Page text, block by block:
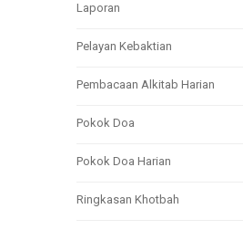
Laporan
Pelayan Kebaktian
Pembacaan Alkitab Harian
Pokok Doa
Pokok Doa Harian
Ringkasan Khotbah